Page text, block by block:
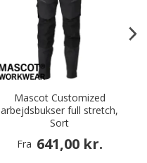
Mascot Customized
arbejdsbukser full stretch,
Sort
Fra 641,00 kr.